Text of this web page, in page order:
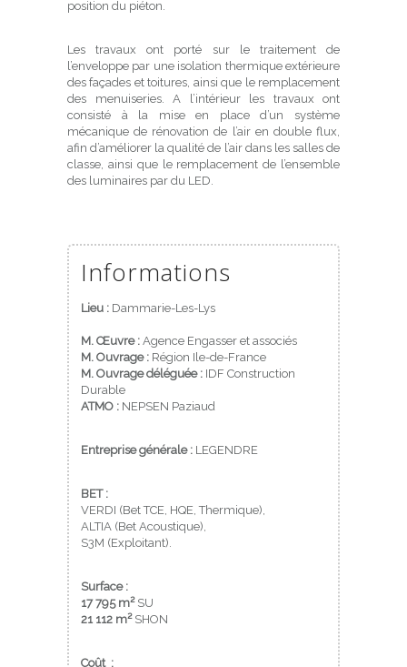
position du piéton.
Les travaux ont porté sur le traitement de
l’enveloppe par une isolation thermique extérieure
des façades et toitures, ainsi que le remplacement
des menuiseries. A l’intérieur les travaux ont
consisté à la mise en place d’un système
mécanique de rénovation de l’air en double flux,
afin d’améliorer la qualité de l’air dans les salles de
classe, ainsi que le remplacement de l’ensemble
des luminaires par du LED.
Informations
Lieu : Dammarie-Les-Lys
M. Œuvre : Agence Engasser et associés
M. Ouvrage : Région Ile-de-France
M. Ouvrage déléguée : IDF Construction
Durable
ATMO : NEPSEN Paziaud
Entreprise générale : LEGENDRE
BET :
VERDI (Bet TCE, HQE, Thermique),
ALTIA (Bet Acoustique),
S3M (Exploitant).
Surface :
17 795 m²SU
21 112 m²SHON
Coût :